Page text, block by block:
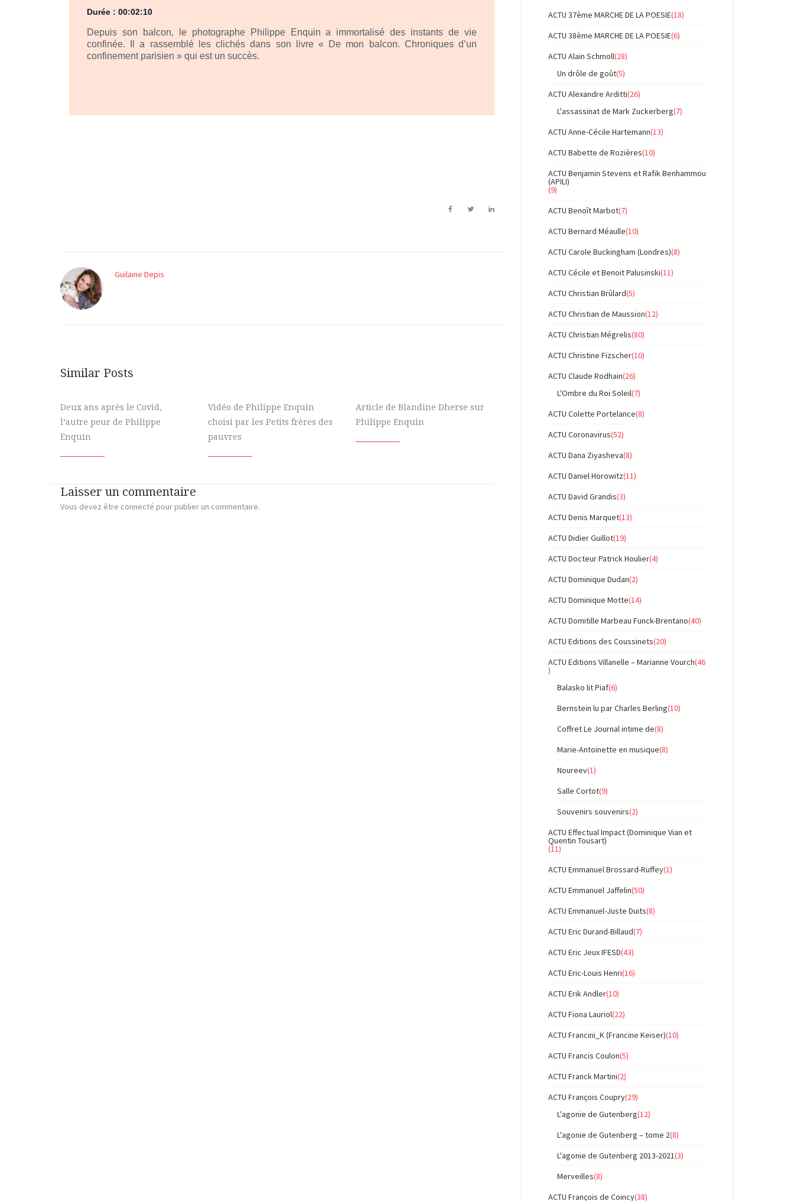
Durée : 00:02:10
Depuis son balcon, le photographe Philippe Enquin a immortalisé des instants de vie
confinée. Il a rassemblé les clichés dans son livre « De mon balcon. Chroniques d’un
confinement parisien » qui est un succès.
Guilaine Depis
Similar Posts
Deux ans après le Covid,
l’autre peur de Philippe
Enquin
Vidéo de Philippe Enquin
choisi par les Petits frères des
pauvres
Article de Blandine Dherse sur
Philippe Enquin
Laisser un commentaire
Vous devez être connecté pour publier un commentaire.
ACTU 37ème MARCHE DE LA POESIE(18)
ACTU 38ème MARCHE DE LA POESIE(6)
ACTU Alain Schmoll(28)
Un drôle de goût(5)
ACTU Alexandre Arditti(26)
L'assassinat de Mark Zuckerberg(7)
ACTU Anne-Cécile Hartemann(13)
ACTU Babette de Rozières(10)
ACTU Benjamin Stevens et Rafik Benhammou
(APILI)
(9)
ACTU Benoît Marbot(7)
ACTU Bernard Méaulle(10)
ACTU Carole Buckingham (Londres)(8)
ACTU Cécile et Benoit Palusinski(11)
ACTU Christian Brûlard(5)
ACTU Christian de Maussion(12)
ACTU Christian Mégrelis(80)
ACTU Christine Fizscher(10)
ACTU Claude Rodhain(26)
L'Ombre du Roi Soleil(7)
ACTU Colette Portelance(8)
ACTU Coronavirus(52)
ACTU Dana Ziyasheva(8)
ACTU Daniel Horowitz(11)
ACTU David Grandis(3)
ACTU Denis Marquet(13)
ACTU Didier Guillot(19)
ACTU Docteur Patrick Houlier(4)
ACTU Dominique Dudan(2)
ACTU Dominique Motte(14)
ACTU Domitille Marbeau Funck-Brentano(40)
ACTU Editions des Coussinets(20)
ACTU Editions Villanelle – Marianne Vourch(46
)
Balasko lit Piaf(6)
Bernstein lu par Charles Berling(10)
Coffret Le Journal intime de(8)
Marie-Antoinette en musique(8)
Noureev(1)
Salle Cortot(9)
Souvenirs souvenirs(2)
ACTU Effectual Impact (Dominique Vian et
Quentin Tousart)
(11)
ACTU Emmanuel Brossard-Ruffey(1)
ACTU Emmanuel Jaffelin(50)
ACTU Emmanuel-Juste Duits(8)
ACTU Eric Durand-Billaud(7)
ACTU Eric Jeux IFESD(43)
ACTU Eric-Louis Henri(16)
ACTU Erik Andler(10)
ACTU Fiona Lauriol(22)
ACTU Francini_K (Francine Keiser)(10)
ACTU Francis Coulon(5)
ACTU Franck Martini(2)
ACTU François Coupry(29)
L'agonie de Gutenberg(12)
L'agonie de Gutenberg – tome 2(8)
L'agonie de Gutenberg 2013-2021(3)
Merveilles(8)
ACTU François de Coincy(38)